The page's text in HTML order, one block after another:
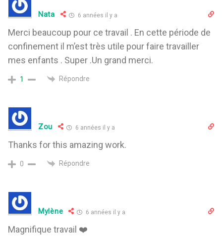
Nata 6 années il y a
Merci beaucoup pour ce travail . En cette période de
confinement il m’est très utile pour faire travailler
mes enfants . Super .Un grand merci.
1 Répondre
Zou 6 années il y a
Thanks for this amazing work.
0 Répondre
Mylène 6 années il y a
Magnifique travail ❤️